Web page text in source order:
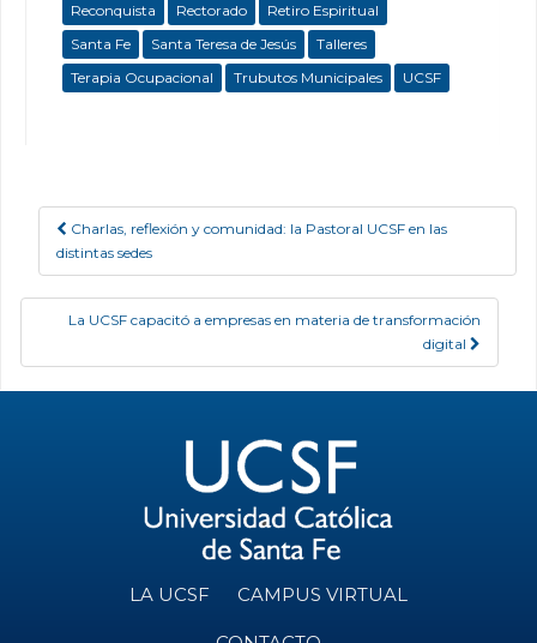
Reconquista
Rectorado
Retiro Espiritual
Santa Fe
Santa Teresa de Jesús
Talleres
Terapia Ocupacional
Trubutos Municipales UCSF
Post navigation
Charlas, reflexión y comunidad: la Pastoral UCSF en las
distintas sedes
La UCSF capacitó a empresas en materia de transformación
digital
LA UCSF CAMPUS VIRTUAL